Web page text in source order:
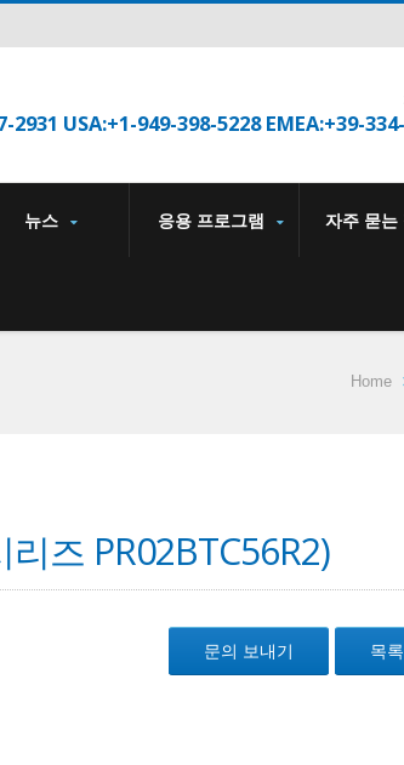
2931 USA:+1-949-398-5228 EMEA:+39-
뉴스 응용 프로그램 자주 묻는
Home
즈 PR02BTC56R2)
문의 보내기 목